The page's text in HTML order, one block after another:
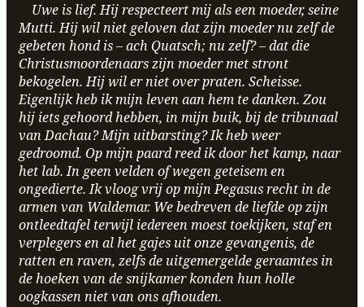
Uwe is lief. Hij respecteert mij als een moeder, seine
Mutti. Hij wil niet geloven dat zijn moeder nu zelf de
gebeten hond is – ach Quatsch; nu zelf? – dat die
Christusmoordenaars zijn moeder met stront
bekogelen. Hij wil er niet over praten. Scheisse.
Eigenlijk heb ik mijn leven aan hem te danken. Zou
hij iets gehoord hebben, in mijn buik, bij de tribunaal
van Dachau? Mijn uitbarsting? Ik heb weer
gedroomd. Op mijn paard reed ik door het kamp, naar
het lab. In geen velden of wegen geteisem en
ongedierte. Ik vloog vrij op mijn Pegasus recht in de
armen van Waldemar. We bedreven de liefde op zijn
ontleedtafel terwijl iedereen moest toekijken, staf en
verplegers en al het gajes uit onze gevangenis, de
ratten en raven, zelfs de uitgemergelde geraamtes in
de hoeken van de snijkamer konden hun holle
oogkassen niet van ons afhouden.